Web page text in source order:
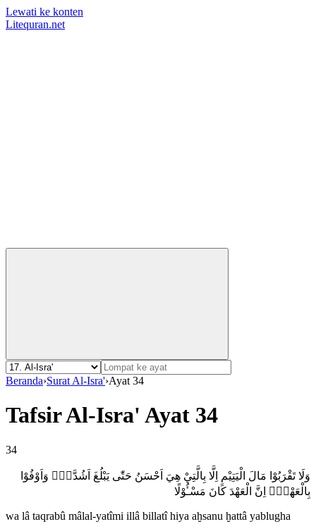
Lewati ke konten
Litequran.net
Beranda›Surat Al-Isra'›Ayat 34
Tafsir Al-Isra' Ayat 34
34
وَلَا تَقْرَبُوْا مَالَ الْيَتِيْمِ اِلَّا بِالَّتِيْ هِيَ اَحْسَنُ حَتّٰى يَبْلُغَ اَشُدَّهٗۖ وَاَوْفُوْا
بِالْعَهْدِۖ اِنَّ الْعَهْدَ كَانَ مَسْـُٔوْلًا
wa lâ taqrabû mâlal-yatîmi illâ billatî hiya aḫsanu ḫattâ yablugha